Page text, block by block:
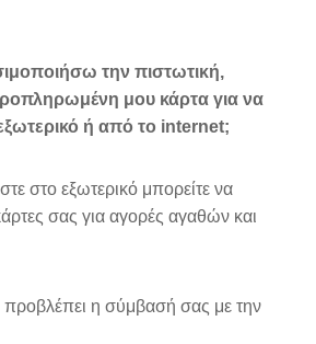
την πιστωτική,
μου κάρτα για να
ή από το internet;
στο εξωτερικό μπορείτε να
σας για αγορές αγαθών και
προβλέπει η σύμβασή σας με την